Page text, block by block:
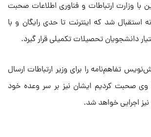
با وزارت ارتباطات و فناوری اطلاعات صحبت
استقبال شد که اینترنت تا حدی رایگان و با
دانشجویان تحصیلات تکمیلی قرار گیرد.
تفاهم‌نامه را برای وزیر ارتباطات ارسال
وی صحبت کردیم ایشان نیز بر سر وعده خود
اجرایی خواهد شد.